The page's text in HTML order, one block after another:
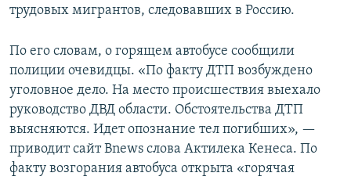
трудовых мигрантов, следовавших в Россию.
По его словам, о горящем автобусе сообщили
полиции очевидцы. «По факту ДТП возбуждено
уголовное дело. На место происшествия выехало
руководство ДВД области. Обстоятельства ДТП
выясняются. Идет опознание тел погибших», —
приводит сайт Bnews слова Актилека Кенеса. По
факту возгорания автобуса открыта «горячая